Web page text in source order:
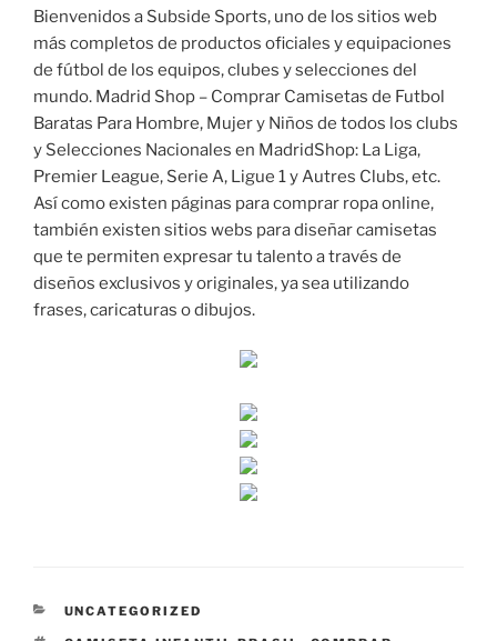
Bienvenidos a Subside Sports, uno de los sitios web
más completos de productos oficiales y equipaciones
de fútbol de los equipos, clubes y selecciones del
mundo. Madrid Shop – Comprar Camisetas de Futbol
Baratas Para Hombre, Mujer y Niños de todos los clubs
y Selecciones Nacionales en MadridShop: La Liga,
Premier League, Serie A, Ligue 1 y Autres Clubs, etc.
Así como existen páginas para comprar ropa online,
también existen sitios webs para diseñar camisetas
que te permiten expresar tu talento a través de
diseños exclusivos y originales, ya sea utilizando
frases, caricaturas o dibujos.
CATEGORÍAS
UNCATEGORIZED